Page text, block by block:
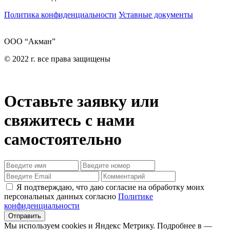
Политика конфиденциальности Уставные документы
ООО “Акман”
© 2022 г. все права защищены
Оставьте заявку или
свяжитесь с нами
самостоятельно
Я подтверждаю, что даю согласие на обработку моих
персональных данных согласно Политике
конфиденциальности
Отправить
Мы используем cookies и Яндекс Метрику. Подробнее в —